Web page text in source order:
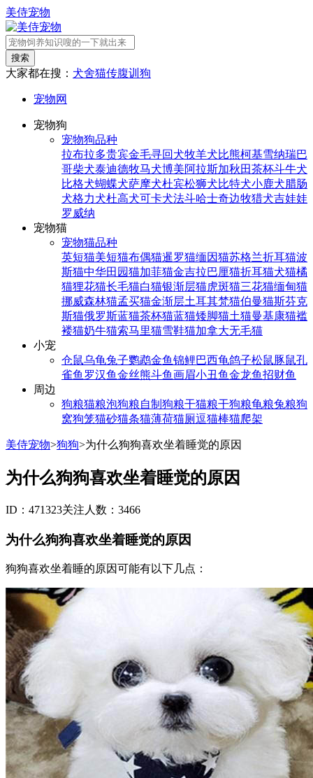
美侍宠物
搜索
大家都在搜： 犬舍猫传腹训狗
宠物网
宠物狗
宠物狗品种
拉布拉多贵宾金毛寻回犬牧羊犬比熊柯基雪纳瑞巴
哥柴犬泰迪德牧马犬博美阿拉斯加秋田茶杯斗牛犬
比格犬蝴蝶犬萨摩犬杜宾松狮犬比特犬小鹿犬腊肠
犬格力犬杜高犬可卡犬法斗哈士奇边牧猎犬吉娃娃
罗威纳
宠物猫
宠物猫品种
英短猫美短猫布偶猫暹罗猫缅因猫苏格兰折耳猫波
斯猫中华田园猫加菲猫金吉拉巴厘猫折耳猫犬猫橘
猫狸花猫长毛猫白猫银渐层猫虎斑猫三花猫缅甸猫
挪威森林猫孟买猫金渐层土耳其梵猫伯曼猫斯芬克
斯猫俄罗斯蓝猫茶杯猫蓝猫矮脚猫土猫曼基康猫褴
褛猫奶牛猫索马里猫雪鞋猫加拿大无毛猫
小宠
仓鼠乌龟兔子鹦鹉金鱼锦鲤巴西龟鸽子松鼠豚鼠孔
雀鱼 罗汉鱼金丝熊斗鱼画眉小丑鱼金龙鱼招财鱼
周边
狗粮猫粮泡狗粮自制狗粮干猫粮干狗粮龟粮兔粮狗
窝狗笼猫砂猫条猫薄荷猫厕逗猫棒猫爬架
美侍宠物>狗狗>为什么狗狗喜欢坐着睡觉的原因
为什么狗狗喜欢坐着睡觉的原因
ID：471323关注人数：3466
为什么狗狗喜欢坐着睡觉的原因
狗狗喜欢坐着睡的原因可能有以下几点：